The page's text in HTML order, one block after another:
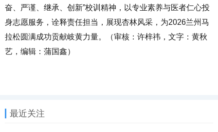
奋、严谨、继承、创新”校训精神，以专业素养与医者仁心投
身志愿服务，诠释责任担当，展现杏林风采，为2026兰州马
拉松圆满成功贡献岐黄力量。（审核：许梓祎，文字：黄秋
艺，编辑：蒲国鑫）
最近关注